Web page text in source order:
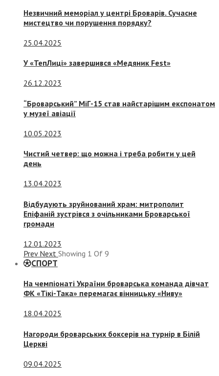
Незвичний меморіал у центрі Броварів. Сучасне
мистецтво чи порушення порядку?
25.04.2025
У «ТепЛиці» завершився «Медяник Fest»
26.12.2023
“Броварський” МіГ-15 став найстарішим експонатом
у музеї авіації
10.05.2023
Чистий четвер: що можна і треба робити у цей
день
13.04.2023
Відбудують зруйнований храм: митрополит
Епіфаній зустрівся з очільниками Броварської
громади
12.01.2023
Prev Next Showing 1 Of 9
СПОРТ
На чемпіонаті України броварська команда дівчат
ФК «Тікі-Така» перемагає вінницьку «Ниву»
18.04.2025
Нагороди броварських боксерів на турнір в Білій
Церкві
09.04.2025